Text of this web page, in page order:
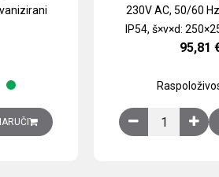
ploča V1000xŠ800mm, galvanizirani
230V AC, 50/60
IP54, š×v×d:
95,81
Ventilator